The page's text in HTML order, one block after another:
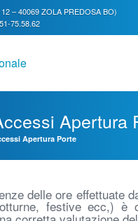
– 40069 ZOLA PREDOSA BO)
75.58.62
Apertura
Apertura Porte
delle ore effettuate
festive ecc,) è